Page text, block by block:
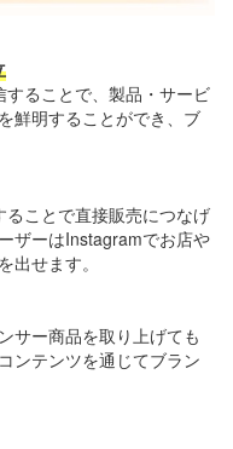
ることで、製品・サービ
鮮明することができ、ブ
ことで直接販売につなげ
ザーはInstagramでお店や
せます。
サー商品を取り上げても
ンテンツを通じてブラン